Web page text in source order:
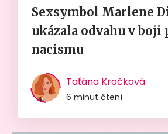
Sexsymbol Marlene
ukázala odvahu v boji
nacismu
Taťána Kročková
6 minut čtení